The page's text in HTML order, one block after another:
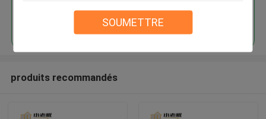
SOUMETTRE
Continuer
produits recommandés